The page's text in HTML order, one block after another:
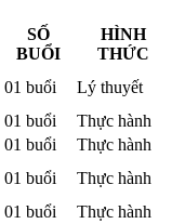
SỐ
BUỔI
HÌNH
THỨC
01 buổi
Lý thuyết
01 buổi
Thực hành
01 buổi
Thực hành
01 buổi
Thực hành
01 buổi
Thực hành